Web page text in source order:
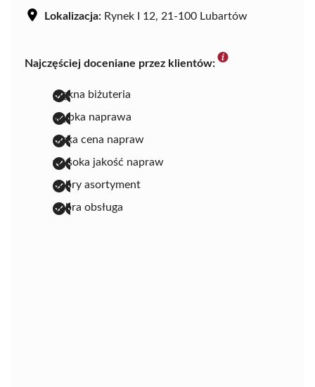
Lokalizacja: Rynek I 12, 21-100 Lubartów
Najczęściej doceniane przez klientów:
piękna biżuteria
szybka naprawa
niska cena napraw
wysoka jakość napraw
dobry asortyment
dobra obsługa